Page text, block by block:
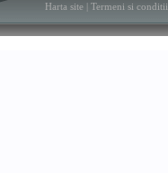
Harta site Termeni si conditii